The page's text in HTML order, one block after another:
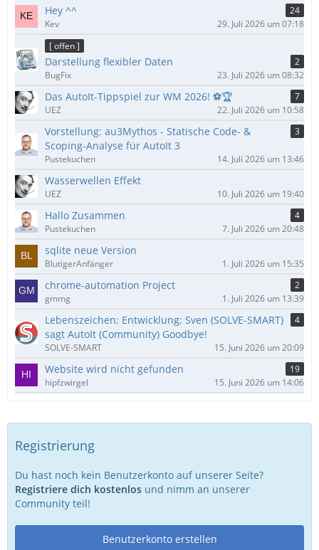
Hey ^^
24
Kev
29. Juli 2026 um 07:18
[ offen ]
Darstellung flexibler Daten
2
BugFix
23. Juli 2026 um 08:32
Das AutoIt-Tippspiel zur WM 2026! ⚽🏆
7
UEZ
22. Juli 2026 um 10:58
Vorstellung: au3Mythos - Statische Code- &
Scoping-Analyse für AutoIt 3
3
Pustekuchen 14. Juli 2026 um 13:46
Wasserwellen Effekt
UEZ 10. Juli 2026 um 19:40
Hallo Zusammen
4
Pustekuchen
7. Juli 2026 um 20:48
sqlite neue Version
BlutigerAnfänger 1. Juli 2026 um 15:35
chrome-automation Project
2
gmmg
1. Juli 2026 um 13:39
Lebenszeichen; Entwicklung; Sven (SOLVE-SMART)
sagt AutoIt (Community) Goodbye!
4
SOLVE-SMART 15. Juni 2026 um 20:09
Website wird nicht gefunden
19
hipfzwirgel
15. Juni 2026 um 14:06
Registrierung
Du hast noch kein Benutzerkonto auf unserer Seite?
Registriere dich kostenlos und nimm an unserer
Community teil!
Benutzerkonto erstellen